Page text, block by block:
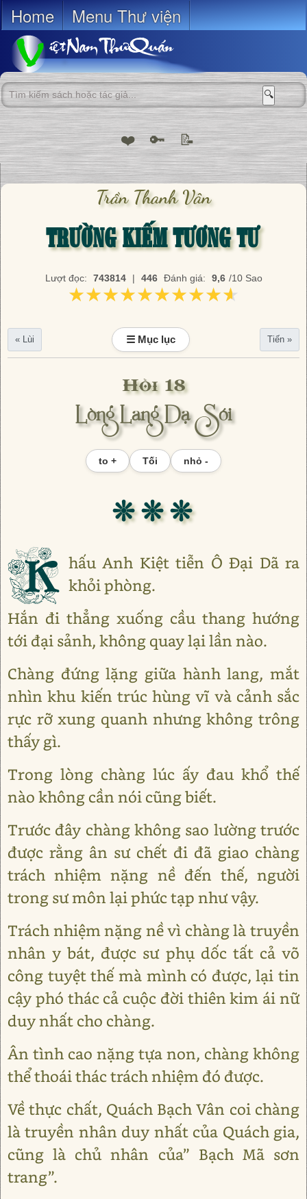
Home Menu Thư viện
🔍
❤️ 🔑 📝
Trần Thanh Vân
TRƯỜNG KIẾM TƯƠNG TƯ
Lượt đọc: 743814 | 446 Đánh giá: 9,6 /10 Sao
★★★★★★★★★★
★★★★★★★★★★
« Lùi ☰ Mục lục Tiến »
Hồi 18
Lòng Lang Dạ Sói
to + Tối nhỏ -
❊ ❊ ❊
K hấu Anh Kiệt tiễn Ô Đại Dã ra
khỏi phòng.
Hắn đi thẳng xuống cầu thang hướng
tới đại sảnh, không quay lại lần nào.
Chàng đứng lặng giữa hành lang, mắt
nhìn khu kiến trúc hùng vĩ và cảnh sắc
rực rỡ xung quanh nhưng không trông
thấy gì.
Trong lòng chàng lúc ấy đau khổ thế
nào không cần nói cũng biết.
Trước đây chàng không sao lường trước
được rằng ân sư chết đi đã giao chàng
trách nhiệm nặng nề đến thế, người
trong sư môn lại phức tạp như vậy.
Trách nhiệm nặng nề vì chàng là truyền
nhân y bát, được sư phụ dốc tất cả võ
công tuyệt thế mà mình có được, lại tin
cậy phó thác cả cuộc đời thiên kim ái nữ
duy nhất cho chàng.
Ân tình cao nặng tựa non, chàng không
thể thoái thác trách nhiệm đó được.
Về thực chất, Quách Bạch Vân coi chàng
là truyền nhân duy nhất của Quách gia,
cũng là chủ nhân của” Bạch Mã sơn
trang”.